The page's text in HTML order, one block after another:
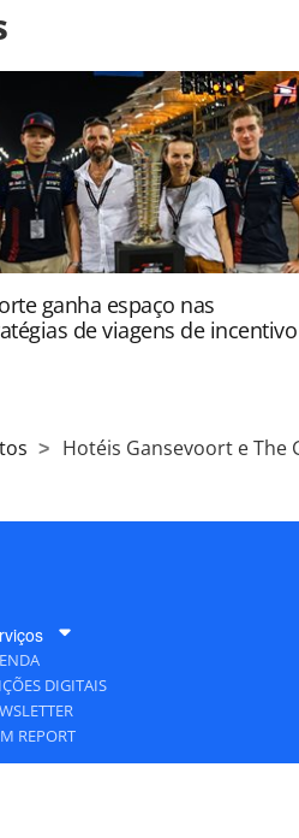
hotelaria/eventos/2021/12/
jantar-em-
o conteúdo produzido pela
direito autoral. Não
Editora
ganha espaço nas
de viagens de incentivo
Hotéis Gansevoort e
DIGITAIS
REPORT